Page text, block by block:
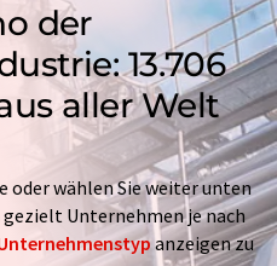
der
13.706
aller Welt
oder wählen Sie weiter unten
Unternehmen je nach
anzeigen zu